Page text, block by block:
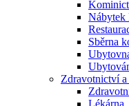
Sběrna
Zdravotnictví a
Lékárna